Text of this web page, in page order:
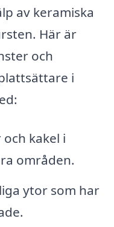
av keramiska
Här är
och
i
kakel i
områden.
ytor som har